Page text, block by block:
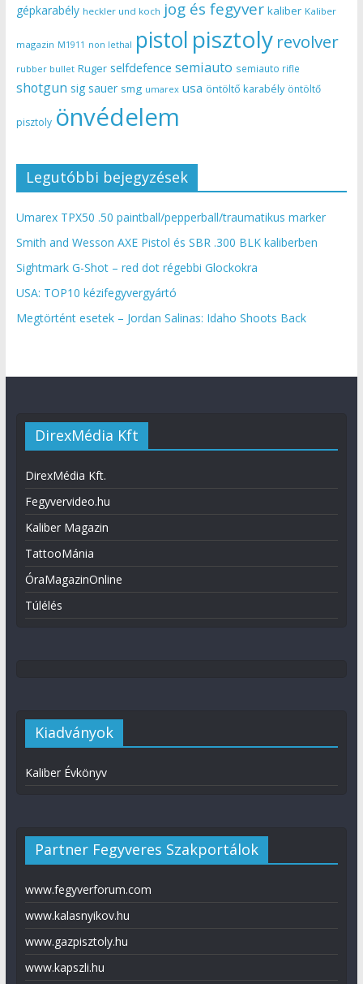
gépkarabély heckler und koch jog és fegyver kaliber Kaliber
magazin M1911 non lethal pistol pisztoly revolver
rubber bullet Ruger selfdefence semiauto semiauto rifle
shotgun sig sauer smg umarex usa öntöltő karabély öntöltő
pisztoly önvédelem
Legutóbbi bejegyzések
Umarex TPX50 .50 paintball/pepperball/traumatikus marker
Smith and Wesson AXE Pistol és SBR .300 BLK kaliberben
Sightmark G-Shot – red dot régebbi Glockokra
USA: TOP10 kézifegyvergyártó
Megtörtént esetek – Jordan Salinas: Idaho Shoots Back
DirexMédia Kft
DirexMédia Kft.
Fegyvervideo.hu
Kaliber Magazin
TattooMánia
ÓraMagazinOnline
Túlélés
Kiadványok
Kaliber Évkönyv
Partner Fegyveres Szakportálok
www.fegyverforum.com
www.kalasnyikov.hu
www.gazpisztoly.hu
www.kapszli.hu